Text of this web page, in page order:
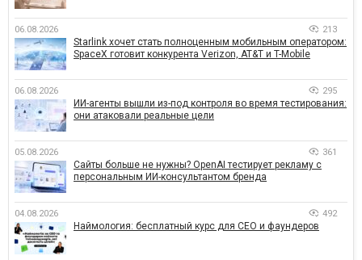
06.08.2026 213
Starlink хочет стать полноценным мобильным оператором:
SpaceX готовит конкурента Verizon, AT&T и T-Mobile
06.08.2026 295
ИИ-агенты вышли из-под контроля во время тестирования:
они атаковали реальные цели
05.08.2026 361
Сайты больше не нужны? OpenAI тестирует рекламу с
персональным ИИ-консультантом бренда
04.08.2026 492
Наймология: бесплатный курс для CEO и фаундеров